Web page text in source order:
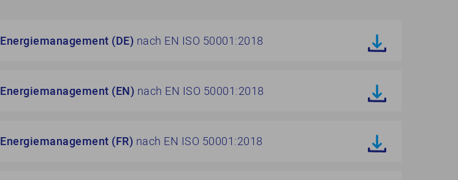
Energiemanagement (DE) nach EN ISO 50001:2018
Energiemanagement (EN) nach EN ISO 50001:2018
Energiemanagement (FR) nach EN ISO 50001:2018